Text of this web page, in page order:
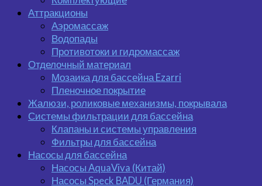
Аттракционы
Аэромассаж
Водопады
Противотоки и гидромассаж
Отделочный материал
Мозаика для бассейна Ezarri
Пленочное покрытие
Жалюзи, роликовые механизмы, покрывала
Системы фильтрации для бассейна
Клапаны и системы управления
Фильтры для бассейна
Насосы для бассейна
Насосы AquaViva (Китай)
Насосы Speck BADU (Германия)